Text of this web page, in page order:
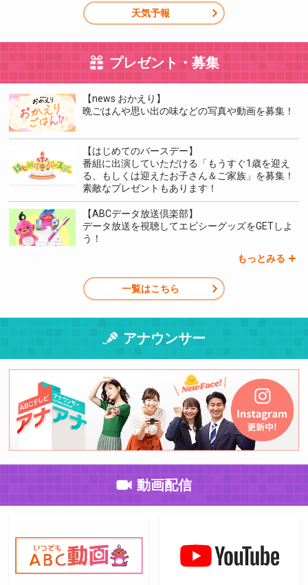
天気予報
プレゼント・募集
【news おかえり】
晩ごはんや思い出の味などの写真や動画を募集！
【はじめてのバースデー】
番組に出演していただける「もうすぐ1歳を迎え
る、もしくは迎えたお子さん＆ご家族」を募集！
素敵なプレゼントもあります！
【ABCデータ放送倶楽部】
データ放送を視聴してエビシーグッズをGETしよ
う！
もっとみる
一覧はこちら
アナウンサー
動画配信